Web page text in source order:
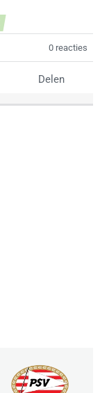
0 reacties
Delen